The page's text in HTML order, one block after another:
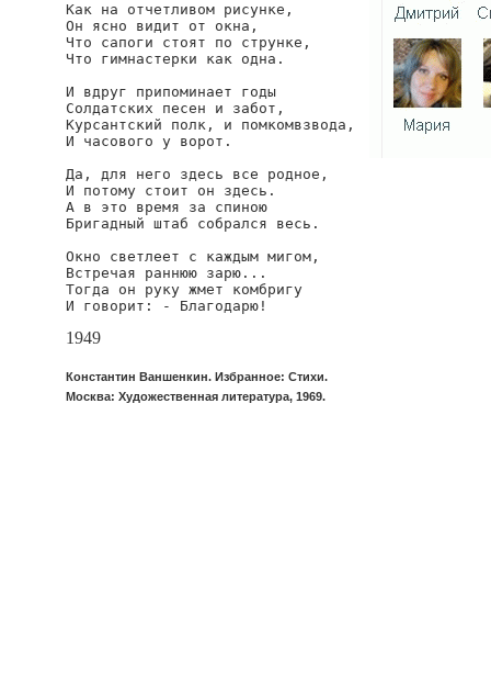
Как на отчетливом рисунке,
Он ясно видит от окна,
Что сапоги стоят по струнке,
Что гимнастерки как одна.
И вдруг припоминает годы
Солдатских песен и забот,
Курсантский полк, и помкомвзвода,
И часового у ворот.
Да, для него здесь все родное,
И потому стоит он здесь.
А в это время за спиною
Бригадный штаб собрался весь.
Окно светлеет с каждым мигом,
Встречая раннюю зарю...
Тогда он руку жмет комбригу
И говорит: - Благодарю!
1949
Константин Ваншенкин. Избранное: Стихи.
Москва: Художественная литература, 1969.